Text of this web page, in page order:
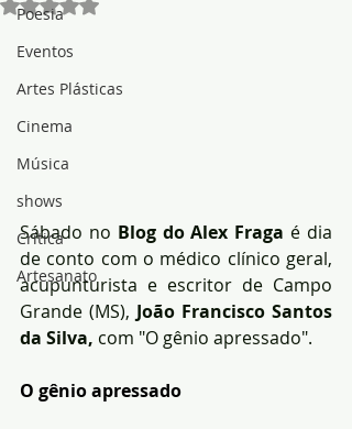
Poesia
Eventos
Artes Plásticas
Cinema
Música
shows
Crítica
Artesanato
Avaliado com NaN de 5 estrelas.
Sábado no Blog do Alex Fraga é dia
de conto com o médico clínico geral,
acupunturista e escritor de Campo
Grande (MS), João Francisco Santos
da Silva, com "O gênio apressado".
O gênio apressado